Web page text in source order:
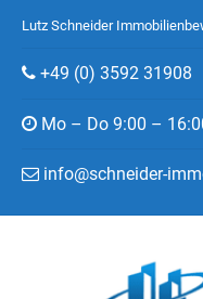
Lutz Schneider
+49 (0) 3592 31908
Mo – Do 9:00 –
info@schneider-